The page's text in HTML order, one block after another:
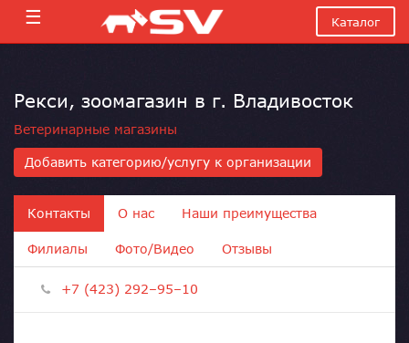
☰ Каталог
Рекси, зоомагазин в г. Владивосток
Ветеринарные магазины
Добавить категорию/услугу к организации
Контакты О нас Наши преимущества
Филиалы Фото/Видео Отзывы
+7 (423) 292–95–10